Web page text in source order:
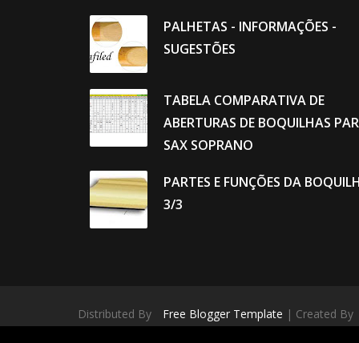
PALHETAS - INFORMAÇÕES -
SUGESTÕES
TABELA COMPARATIVA DE
ABERTURAS DE BOQUILHAS
SAX SOPRANO
PARTES E FUNÇÕES DA
3/3
Distributed By Free Blogger Template | Created By